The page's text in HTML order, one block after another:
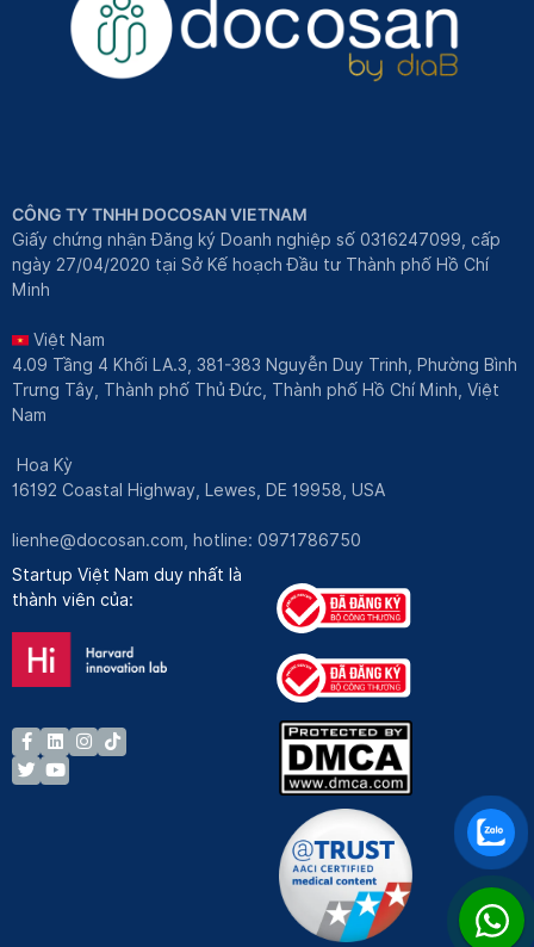
CÔNG TY TNHH DOCOSAN VIETNAM
Giấy chứng nhận Đăng ký Doanh nghiệp số 0316247099, cấp
ngày 27/04/2020 tại Sở Kế hoạch Đầu tư Thành phố Hồ Chí
Minh
Việt Nam
4.09 Tầng 4 Khối LA.3, 381-383 Nguyễn Duy Trinh, Phường Bình
Trưng Tây, Thành phố Thủ Đức, Thành phố Hồ Chí Minh, Việt
Nam
Hoa Kỳ
16192 Coastal Highway, Lewes, DE 19958, USA
lienhe@docosan.com , hotline: 0971786750
Startup Việt Nam duy nhất là
thành viên của: